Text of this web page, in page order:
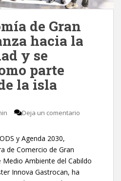
de Gran
hacia la
y se
parte
la isla
Deja un comentario
y Agenda 2030,
de Comercio de Gran
Medio Ambiente del Cabildo
Innova Gastrocan, ha